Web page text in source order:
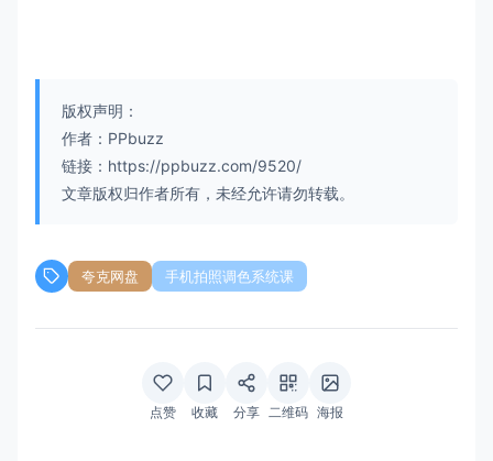
版权声明：
作者：PPbuzz
链接：https://ppbuzz.com/9520/
文章版权归作者所有，未经允许请勿转载。
夸克网盘 手机拍照调色系统课
点赞 收藏 分享 二维码 海报